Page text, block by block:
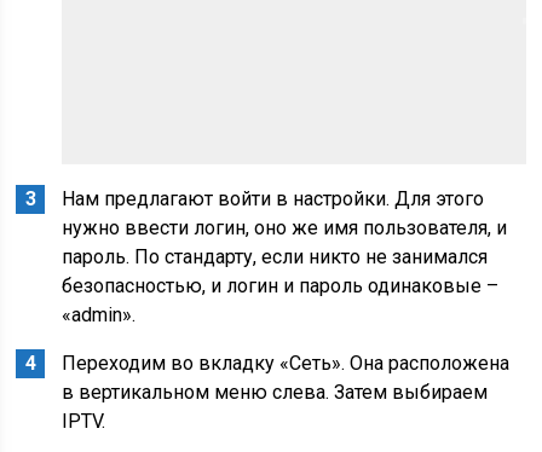
Нам предлагают войти в настройки. Для этого
нужно ввести логин, оно же имя пользователя, и
пароль. По стандарту, если никто не занимался
безопасностью, и логин и пароль одинаковые –
«admin».
Переходим во вкладку «Сеть». Она расположена
в вертикальном меню слева. Затем выбираем
IPTV.